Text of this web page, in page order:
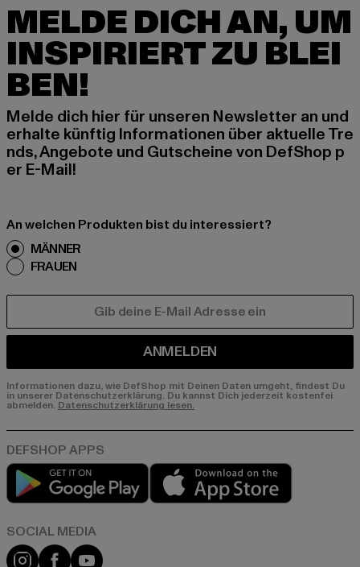
MELDE DICH AN, UM
INSPIRIERT ZU BLEI
BEN!
Melde dich hier für unseren Newsletter an und
erhalte künftig Informationen über aktuelle Tre
nds, Angebote und Gutscheine von DefShop p
er E-Mail!
An welchen Produkten bist du interessiert?
MÄNNER
FRAUEN
ANMELDEN
Informationen dazu, wie DefShop mit Deinen Daten umgeht, findest Du
in unserer Datenschutzerklärung. Du kannst Dich jederzeit kostenfei
abmelden. Datenschutzerklärung lesen.
Play market
App store
Instagram
FacebookYouTube